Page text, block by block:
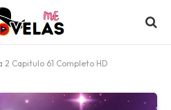
2 Capitulo 61 Completo HD